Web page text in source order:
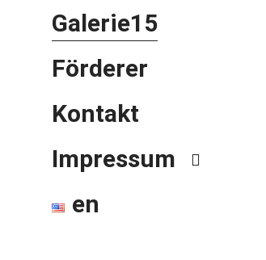
Galerie15
Förderer
Kontakt
Impressum
en